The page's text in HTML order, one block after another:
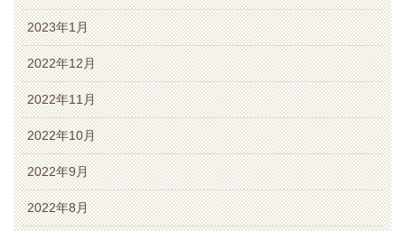
2023年1月
2022年12月
2022年11月
2022年10月
2022年9月
2022年8月